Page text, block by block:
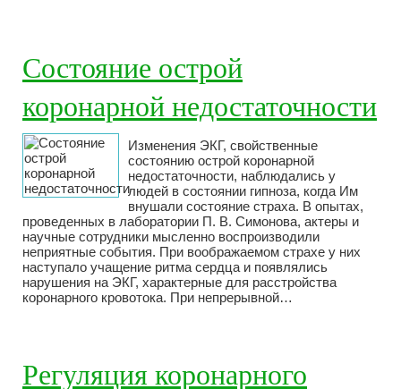
Состояние острой
коронарной недостаточности
Изменения ЭКГ, свойственные
состоянию острой коронарной
недостаточности, наблюдались у
людей в состоянии гипноза, когда Им
внушали состояние страха. В опытах,
проведенных в лаборатории П. В. Симонова, актеры и
научные сотрудники мысленно воспроизводили
неприятные события. При воображаемом страхе у них
наступало учащение ритма сердца и появлялись
нарушения на ЭКГ, характерные для расстройства
коронарного кровотока. При непрерывной…
Регуляция коронарного